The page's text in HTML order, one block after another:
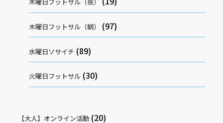
木曜日フットサル（朝） (97)
水曜日ソサイチ (89)
火曜日フットサル (30)
【大人】オンライン活動(20)